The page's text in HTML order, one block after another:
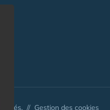
// Gestion des cookies